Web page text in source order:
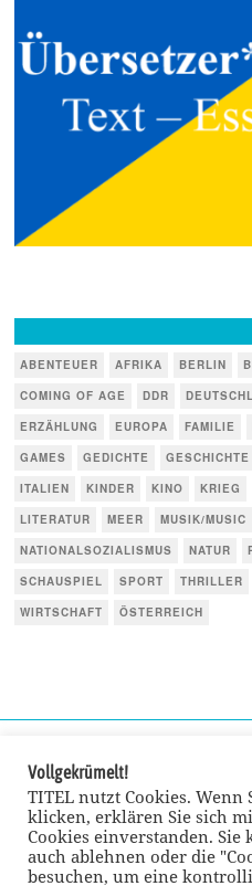
ABENTEUER AFRIKA BERLIN
COMING OF AGE
DDR
ERZÄHLUNG
EUROPA FAMILIE
GAMES
GEDICHTE GESCHICHTE
ITALIEN
KINDER KINO KRIEG
LITERATUR
MEER MUSIK/MUSIC
NATIONALSOZIALISMUS
NATUR
SCHAUSPIEL
SPORT THRILLER
WIRTSCHAFT
ÖSTERREICH
Vollgekrümelt!
TITEL nutzt Cookies.
klicken, erklären Sie sich
Cookies einverstanden. Sie
auch ablehnen oder die
besuchen, um eine